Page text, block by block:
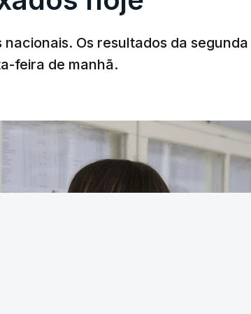
em conta o Regulamento do Concurso
de Ensino Superior puderam
única prova de ingresso.
a regra que vigorou até 2024 (entre uma e
autonomia na fixação das condições de
Os resultados da segunda
feira de manhã.